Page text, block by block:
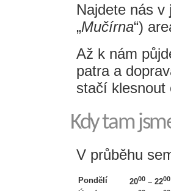
Najdete nás v
„Mučírna“)
Až k nám
patra a
stačí klesnout
Kdy tam
V průběhu
Pondělí 2000 – 2200